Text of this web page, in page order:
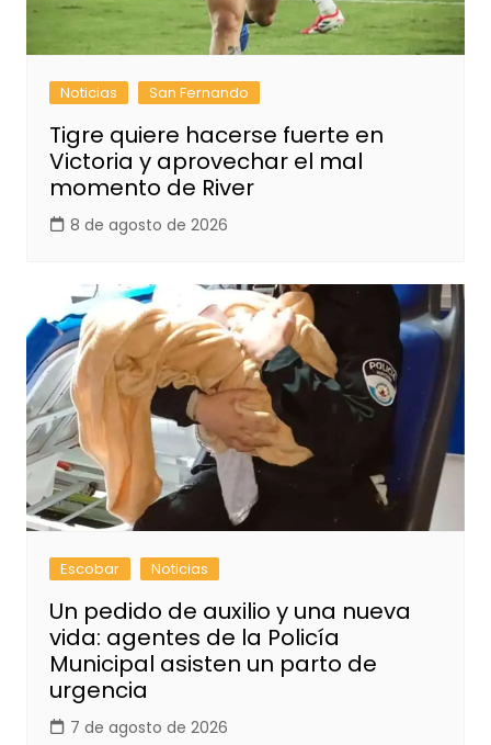
Noticias San Fernando
Tigre quiere hacerse fuerte en
Victoria y aprovechar el mal
momento de River
8 de agosto de 2026
Escobar Noticias
Un pedido de auxilio y una nueva
vida: agentes de la Policía
Municipal asisten un parto de
urgencia
7 de agosto de 2026